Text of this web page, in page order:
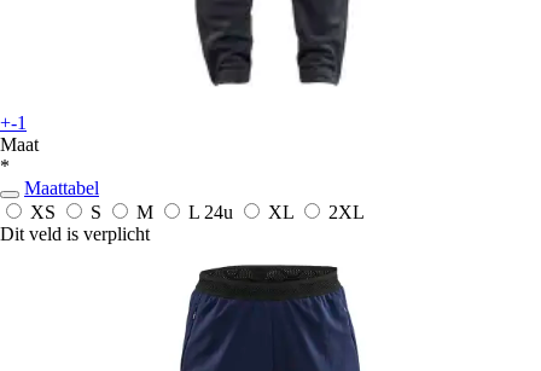
+-1
Maat
*
Maattabel
XS
S M L 24u XL
2XL
Dit veld is verplicht